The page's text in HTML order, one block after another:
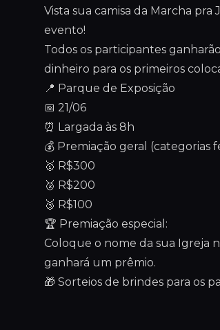
Vista sua camisa da Marcha
evento!
Todos os participantes
dinheiro para os primeiros
📍 Parque de Exposição
📅 21/06
⏰ Largada às 8h
💰 Premiação geral (categorias
🥇 R$300
🥈 R$200
🥉 R$100
🏆 Premiação especial:
Coloque o nome da sua Igreja
ganhará um prêmio.
🎁 Sorteios de brindes para os